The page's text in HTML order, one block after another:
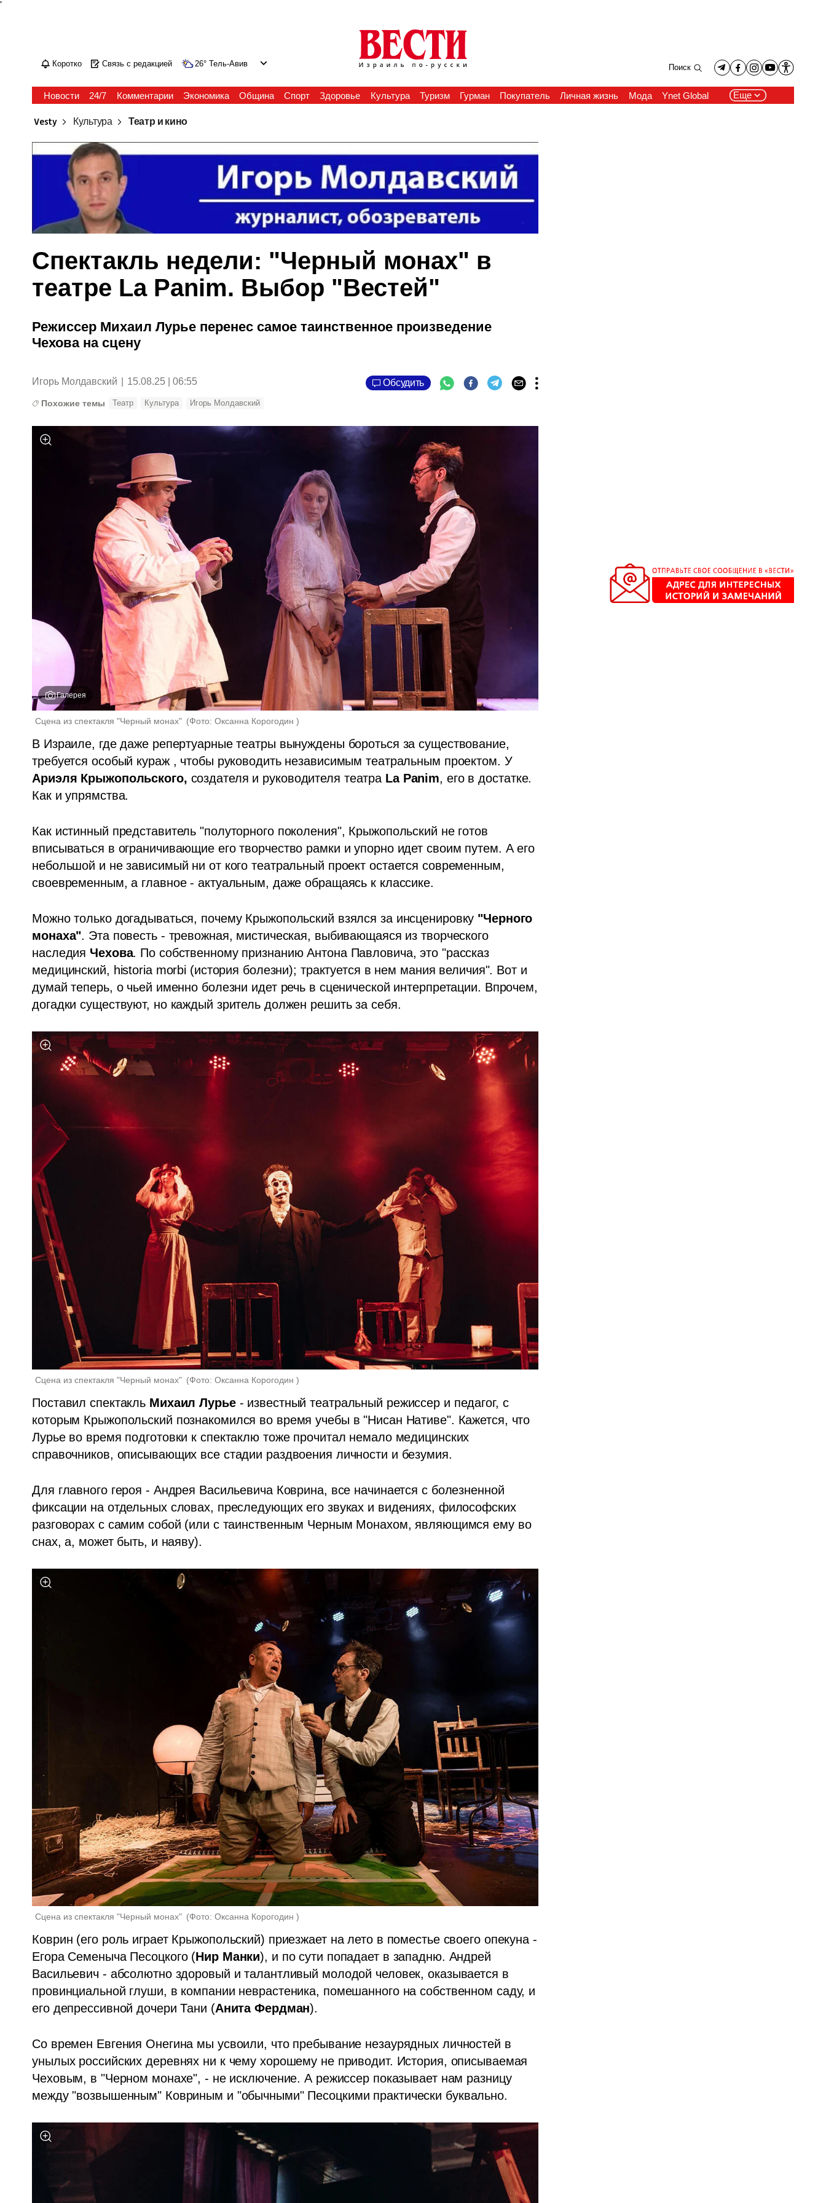
'
Коротко Связь с редакцией 26° Тель-Авив Поиск
Новости 24/7 Комментарии Экономика Община Спорт Здоровье Культура Туризм Гурман Покупатель Личная жизнь Мода Ynet Global Еще
Vesty Культура Театр и кино
Спектакль недели: "Черный монах" в
театре La Panim. Выбор "Вестей"
Режиссер Михаил Лурье перенес самое таинственное произведение
Чехова на сцену
Игорь Молдавский 15.08.25 | 06:55 Обсудить
Похожие темы Театр Культура Игорь Молдавский
Галерея
Сцена из спектакля "Черный монах" (Фото: Оксанна Корогодин )
В Израиле, где даже репертуарные театры вынуждены бороться за существование,
требуется особый кураж , чтобы руководить независимым театральным проектом. У
Ариэля Крыжопольского, создателя и руководителя театра La Panim, его в достатке.
Как и упрямства.
Как истинный представитель "полуторного поколения", Крыжопольский не готов
вписываться в ограничивающие его творчество рамки и упорно идет своим путем. А его
небольшой и не зависимый ни от кого театральный проект остается современным,
своевременным, а главное - актуальным, даже обращаясь к классике.
Можно только догадываться, почему Крыжопольский взялся за инсценировку "Черного
монаха". Эта повесть - тревожная, мистическая, выбивающаяся из творческого
наследия Чехова. По собственному признанию Антона Павловича, это "рассказ
медицинский, historia morbi (история болезни); трактуется в нем мания величия". Вот и
думай теперь, о чьей именно болезни идет речь в сценической интерпретации. Впрочем,
догадки существуют, но каждый зритель должен решить за себя.
Сцена из спектакля "Черный монах" (Фото: Оксанна Корогодин )
Поставил спектакль Михаил Лурье - известный театральный режиссер и педагог, с
которым Крыжопольский познакомился во время учебы в "Нисан Нативе". Кажется, что
Лурье во время подготовки к спектаклю тоже прочитал немало медицинских
справочников, описывающих все стадии раздвоения личности и безумия.
Для главного героя - Андрея Васильевича Коврина, все начинается с болезненной
фиксации на отдельных словах, преследующих его звуках и видениях, философских
разговорах с самим собой (или с таинственным Черным Монахом, являющимся ему во
снах, а, может быть, и наяву).
Сцена из спектакля "Черный монах" (Фото: Оксанна Корогодин )
Коврин (его роль играет Крыжопольский) приезжает на лето в поместье своего опекуна -
Егора Семеныча Песоцкого (Нир Манки), и по сути попадает в западню. Андрей
Васильевич - абсолютно здоровый и талантливый молодой человек, оказывается в
провинциальной глуши, в компании неврастеника, помешанного на собственном саду, и
его депрессивной дочери Тани (Анита Фердман).
Со времен Евгения Онегина мы усвоили, что пребывание незаурядных личностей в
унылых российских деревнях ни к чему хорошему не приводит. История, описываемая
Чеховым, в "Черном монахе", - не исключение. А режиссер показывает нам разницу
между "возвышенным" Ковриным и "обычными" Песоцкими практически буквально.